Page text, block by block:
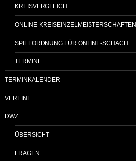
KREISVERGLEICH
ONLINE-KREISEINZELMEISTERSCHAFTEN
SPIELORDNUNG FÜR ONLINE-SCHACH
TERMINE
TERMINKALENDER
VEREINE
DWZ
ÜBERSICHT
FRAGEN